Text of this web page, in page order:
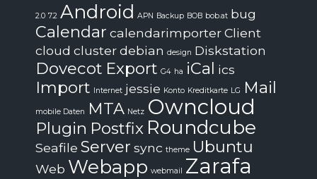
2.0 7.2 Android APN Backup BOB bob.at bug
Calendar calendarimporterClient
cloud clusterdebian design Diskstation
Dovecot Export G4 ha iCal ics
Import Internet jessie Konto Kreditkarte LG Mail
mobile Daten MTA Netz Owncloud
Plugin Postfix Roundcube
Seafile Server sync theme Ubuntu
Web Webapp webmail Zarafa